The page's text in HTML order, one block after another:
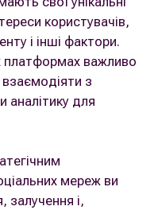
користувачів,
і інші фактори.
платформах важливо
з
аналітику для
мереж ви
залучення і,